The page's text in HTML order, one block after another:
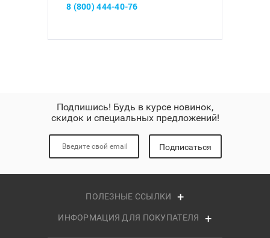
8 (800) 444-40-76
Подпишись! Будь в курсе новинок,
скидок и специальных предложений!
Подписаться
ПОЛЕЗНЫЕ ССЫЛКИ
ИНФОРМАЦИЯ ДЛЯ ПОКУПАТЕЛЯ